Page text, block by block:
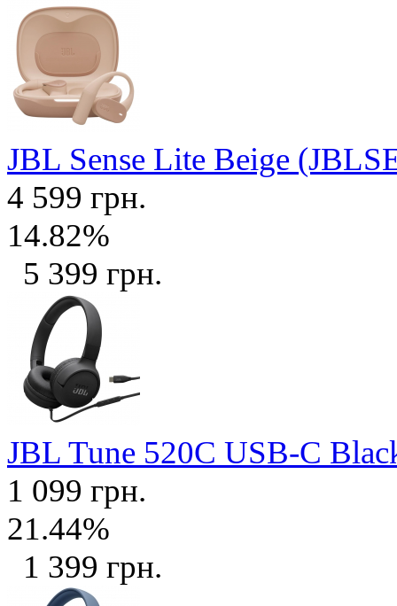
JBL Sense Lite Beige
4 599 грн.
14.82%
5 399 грн.
JBL Tune 520C USB-C
1 099 грн.
21.44%
1 399 грн.